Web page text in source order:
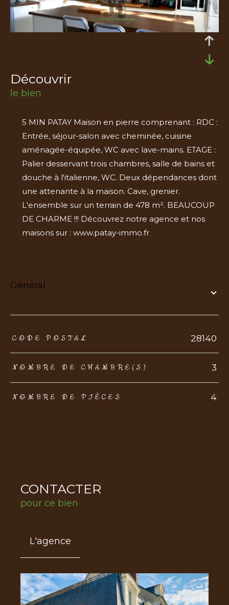
découvrir
le bien
5 MIN PATAY Maison en pierre comprenant : RDC :
Entrée, séjour-salon avec cheminée, cuisine
aménagée-équipée, WC avec lave-mains. ETAGE :
Palier desservant trois chambres, salle de bains et
douche à l'italienne, WC. Deux dépendances dont
une attenante à la maison. Cave, grenier.
L'ensemble sur un terrain de 478 m². BEAUCOUP
DE CHARME !!! Découvrez notre agence et nos
maisons sur : www.patay-immo.fr
général
TRAD_ZEPHYR_Caracteristique TRAD_ZEPHYR_Valeurs
CODE POSTAL 28140
NOMBRE DE CHAMBRE(S) 3
NOMBRE DE PIÈCES 4
CONTACTER
pour ce bien
L'agence